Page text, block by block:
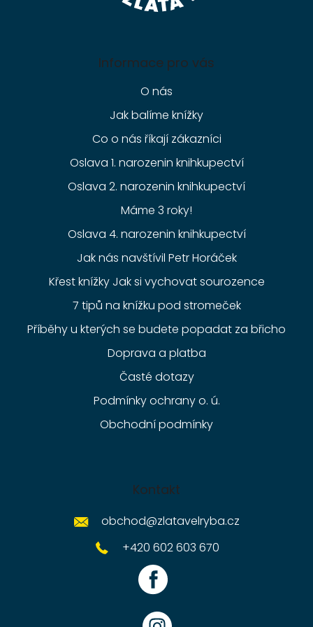
Informace pro vás
O nás
Jak balíme knížky
Co o nás říkají zákazníci
Oslava 1. narozenin knihkupectví
Oslava 2. narozenin knihkupectví
Máme 3 roky!
Oslava 4. narozenin knihkupectví
Jak nás navštívil Petr Horáček
Křest knížky Jak si vychovat sourozence
7 tipů na knížku pod stromeček
Příběhy u kterých se budete popadat za břicho
Doprava a platba
Časté dotazy
Podmínky ochrany o. ú.
Obchodní podmínky
Kontakt
obchod@zlatavelryba.cz
+420 602 603 670